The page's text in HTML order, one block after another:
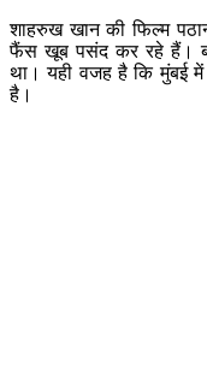
शाहरुख खान की फिल्म
फैंस खूब पसंद कर रहे हैं।
था। यही वजह है कि मुंबई में
है।